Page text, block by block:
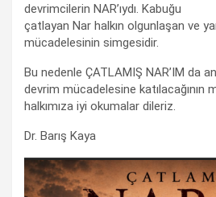
devrimcilerin NAR’ıydı. Kabuğu
çatlayan Nar halkın olgunlaşan ve
mücadelesinin simgesidir.
Bu nedenle ÇATLAMIŞ NAR’IM da
devrim mücadelesine katılacağının
halkımıza iyi okumalar dileriz.
Dr. Barış Kaya